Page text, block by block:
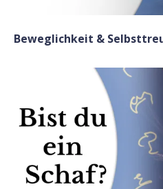
Beweglichkeit &